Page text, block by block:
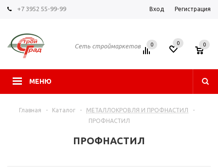
+7 3952 55-99-99 Вход Регистрация
Сеть строймаркетов
МЕНЮ
0 0 0
Главная - Каталог - МЕТАЛЛОКРОВЛЯ И ПРОФНАСТИЛ
-
ПРОФНАСТИЛ
ПРОФНАСТИЛ